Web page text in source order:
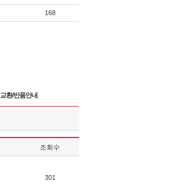
168
교환/반품안내
조회수
301